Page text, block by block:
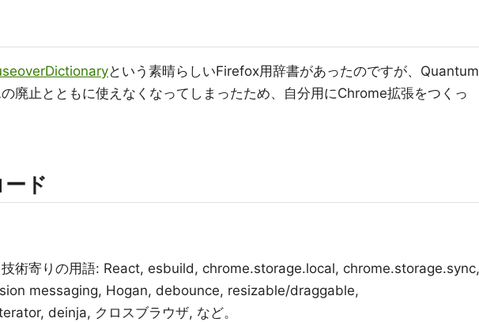
という素晴らしいFirefox用辞書があったのですが、Quantum
廃止とともに使えなくなってしまったため、自分用にChrome拡張をつくっ
ド
技術寄りの用語: React, esbuild, chrome.storage.local, chrome.storage.sync,
messaging, Hogan, debounce, resizable/draggable,
deinja, クロスブラウザ, など。